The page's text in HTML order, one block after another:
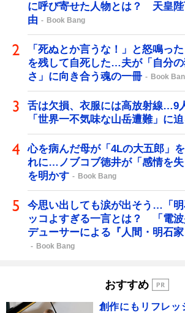
に呼び寄せた人物とは？ 天皇陛
由
Book Bang
「死ぬとか言うな！」と怒鳴っ
を残して自死した…夫が「自分
さ」に向き合う魂の一冊
Book
舌は欠損、衣服には高放射線…9
「世界一不気味な山岳遭難」に
心を病んだ母が「4Lの大五郎」
れに…ノブコブ徳井が「感情を
を明かす
Book Bang
今思い出しても涙が出そう…「
ッコよすぎる一言とは？ 「電波
デューサーによる『人間・明石
Book Bang
おすすめ
創作にもリフレッ